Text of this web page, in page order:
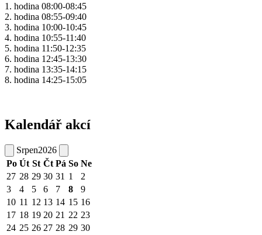
1. hodina 08:00-08:45
2. hodina 08:55-09:40
3. hodina 10:00-10:45
4. hodina 10:55-11:40
5. hodina 11:50-12:35
6. hodina 12:45-13:30
7. hodina 13:35-14:15
8. hodina 14:25-15:05
Kalendář akcí
Srpen2026
Po Út St Čt Pá So Ne
27 28 29 30 31 1
2
3
4 5 6 7 8
9
10 11 12 13 14 15 16
17 18 19 20 21 22 23
24 25 26 27 28 29 30